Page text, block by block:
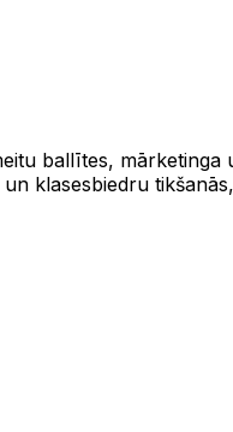
ballītes,
klasesbiedru